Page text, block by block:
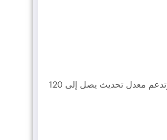
) بمقاس قدره 6.7 بوصات، وبدقة قدرها 3216 × 1440 بكسلًا، وتدعم معدل تحديث يصل إلى 120